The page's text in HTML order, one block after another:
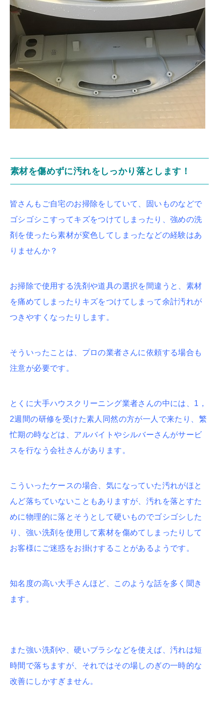
素材を傷めずに汚れをしっかり落とします！
皆さんもご自宅のお掃除をしていて、固いものなどで
ゴシゴシこすってキズをつけてしまったり、強めの洗
剤を使ったら素材が変色してしまったなどの経験はあ
りませんか？
お掃除で使用する洗剤や道具の選択を間違うと、素材
を痛めてしまったりキズをつけてしまって余計汚れが
つきやすくなったりします。
そういったことは、プロの業者さんに依頼する場合も
注意が必要です。
とくに大手ハウスクリーニング業者さんの中には、1，
2週間の研修を受けた素人同然の方が一人で来たり、繁
忙期の時などは、アルバイトやシルバーさんがサービ
スを行なう会社さんがあります。
こういったケースの場合、気になっていた汚れがほと
んど落ちていないこともありますが、汚れを落とすた
めに物理的に落とそうとして硬いものでゴシゴシした
り、強い洗剤を使用して素材を傷めてしまったりして
お客様にご迷惑をお掛けすることがあるようです。
知名度の高い大手さんほど、このような話を多く聞き
ます。
また強い洗剤や、硬いブラシなどを使えば、汚れは短
時間で落ちますが、それではその場しのぎの一時的な
改善にしかすぎません。